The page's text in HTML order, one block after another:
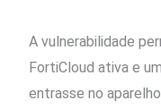
A vulnerabilidade
FortiCloud ativa e
entrasse no